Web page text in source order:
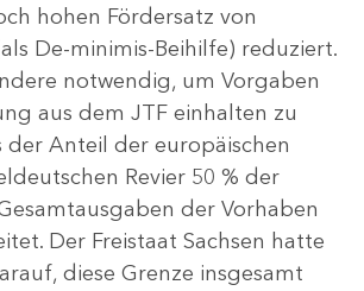
hohen Fördersatz von
De-minimis-Beihilfe) reduziert.
notwendig, um Vorgaben
aus dem JTF einhalten zu
der Anteil der europäischen
Revier 50 % der
der Vorhaben
Der Freistaat Sachsen hatte
diese Grenze insgesamt